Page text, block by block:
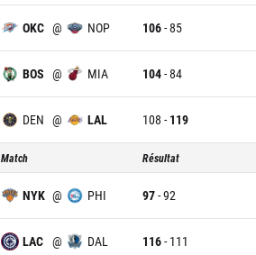
OKC @ NOP 106-85
BOS @ MIA 104-84
DEN @ LAL 108 - 119
Match Résultat
NYK @ PHI 97-92
LAC @ DAL 116- 111